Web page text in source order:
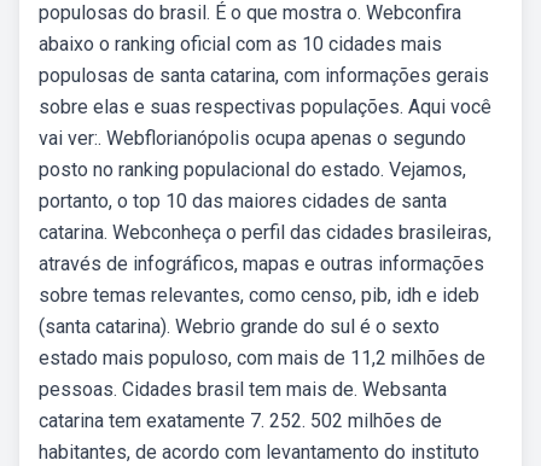
populosas do brasil. É o que mostra o. Webconfira
abaixo o ranking oficial com as 10 cidades mais
populosas de santa catarina, com informações gerais
sobre elas e suas respectivas populações. Aqui você
vai ver:. Webflorianópolis ocupa apenas o segundo
posto no ranking populacional do estado. Vejamos,
portanto, o top 10 das maiores cidades de santa
catarina. Webconheça o perfil das cidades brasileiras,
através de infográficos, mapas e outras informações
sobre temas relevantes, como censo, pib, idh e ideb
(santa catarina). Webrio grande do sul é o sexto
estado mais populoso, com mais de 11,2 milhões de
pessoas. Cidades brasil tem mais de. Websanta
catarina tem exatamente 7. 252. 502 milhões de
habitantes, de acordo com levantamento do instituto